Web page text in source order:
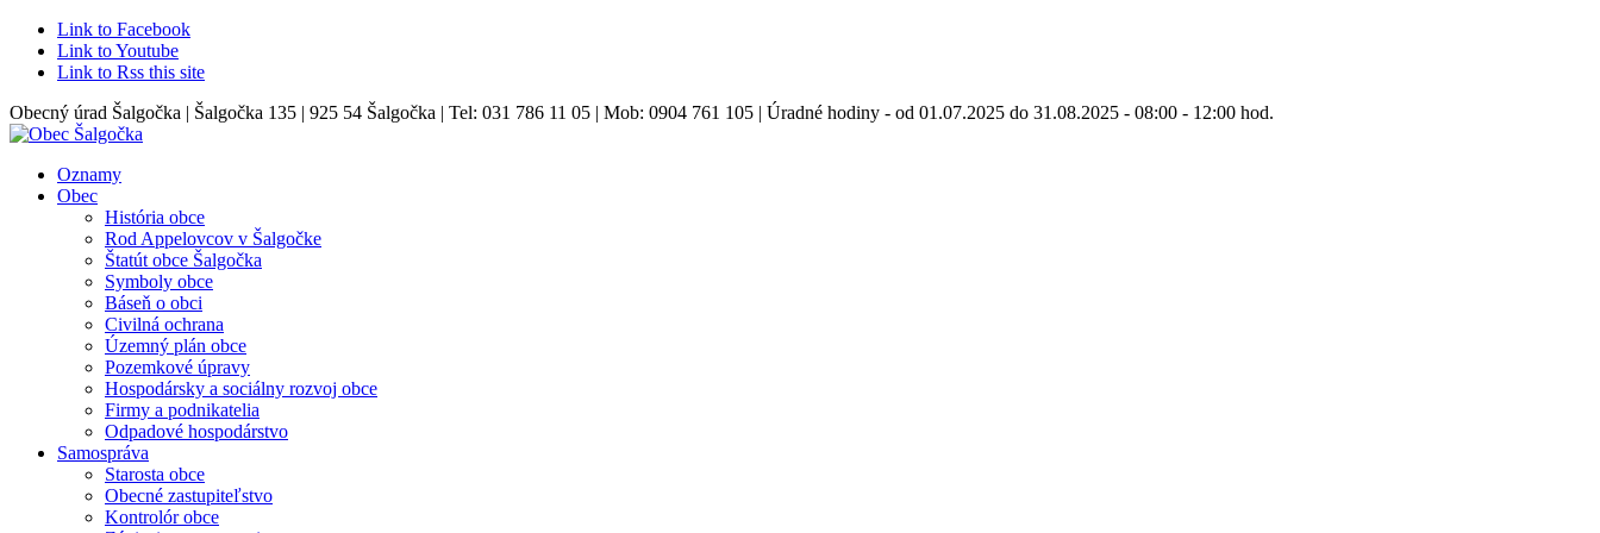
Link to Facebook
Link to Youtube
Link to Rss this site
Obecný úrad Šalgočka | Šalgočka 135 | 925 54 Šalgočka | Tel: 031 786 11 05 | Mob: 0904 761 105 | Úradné hodiny - od 01.07.2025 do 31.08.2025 - 08:00 - 12:00 hod.
Oznamy
Obec
História obce
Rod Appelovcov v Šalgočke
Štatút obce Šalgočka
Symboly obce
Báseň o obci
Civilná ochrana
Územný plán obce
Pozemkové úpravy
Hospodársky a sociálny rozvoj obce
Firmy a podnikatelia
Odpadové hospodárstvo
Samospráva
Starosta obce
Obecné zastupiteľstvo
Kontrolór obce